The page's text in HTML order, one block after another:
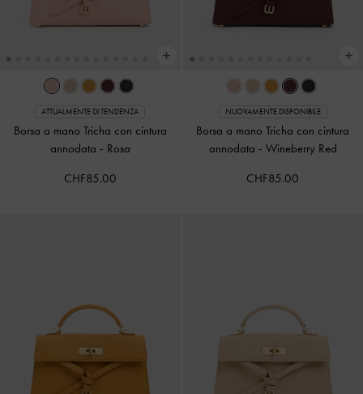
ATTUALMENTE DI TENDENZA
Borsa a mano Tricha con cintura
annodata - Rosa
CHF85.00
NUOVAMENTE DISPONIBILE
Borsa a mano Tricha con cintura
annodata - Wineberry Red
CHF85.00